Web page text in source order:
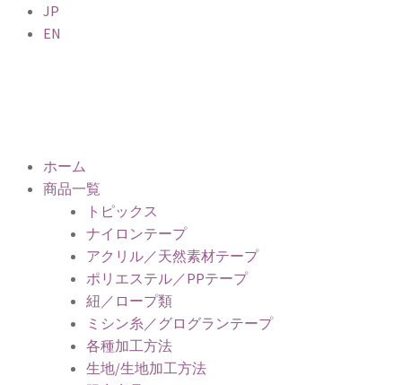
JP
EN
ホーム
商品一覧
トピックス
ナイロンテープ
アクリル／天然素材テープ
ポリエステル／PPテープ
紐／ロープ類
ミシン糸／グログランテープ
各種加工方法
生地/生地加工方法